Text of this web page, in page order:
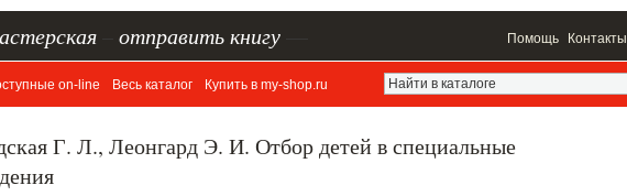
отправить книгу Помощь Контакты
on-line Весь каталог Купить в my-shop.ru
Г. Л., Леонгард Э. И. Отбор детей в специальные